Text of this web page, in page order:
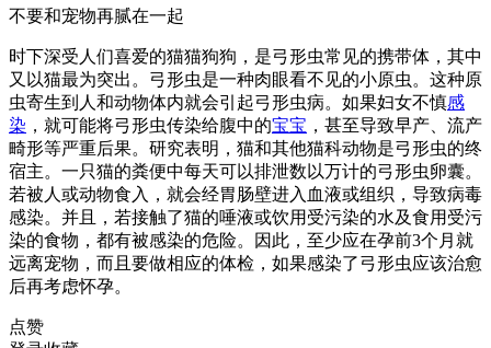
不要和宠物再腻在一起
时下深受人们喜爱的猫猫狗狗，是弓形虫常见的携带体，其中
又以猫最为突出。弓形虫是一种肉眼看不见的小原虫。这种原
虫寄生到人和动物体内就会引起弓形虫病。如果妇女不慎感
染 ，就可能将弓形虫传染给腹中的宝宝 ，甚至导致早产、流产
畸形等严重后果。研究表明，猫和其他猫科动物是弓形虫的终
宿主。一只猫的粪便中每天可以排泄数以万计的弓形虫卵囊。
若被人或动物食入，就会经胃肠壁进入血液或组织，导致病毒
感染。并且，若接触了猫的唾液或饮用受污染的水及食用受污
染的食物，都有被感染的危险。因此，至少应在孕前3个月就
远离宠物，而且要做相应的体检，如果感染了弓形虫应该治愈
后再考虑怀孕。
点赞